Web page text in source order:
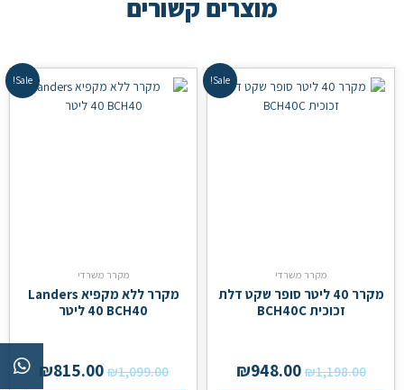
מוצרים קשורים
Sale!
מקרר משרדי
מקרר 40 ליטר סופר שקט דלת
זכוכית BCH40C
₪1,198.00
₪948.00
Sale!
מקרר משרדי
מקרר ‏ללא מקפיא Landers
BCH40 ‏40 ‏ליטר
₪1,099.00
₪815.00